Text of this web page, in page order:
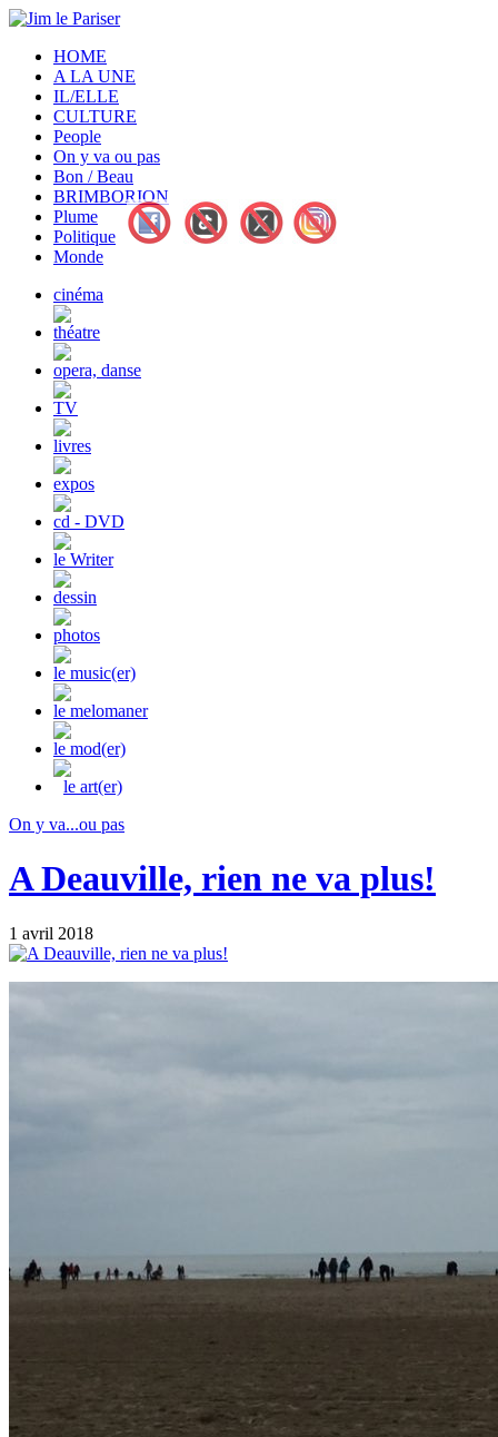
HOME
A LA UNE
IL/ELLE
CULTURE
People
On y va ou pas
Bon / Beau
BRIMBORION
Plume
Politique
Monde
cinéma
théatre
opera, danse
TV
livres
expos
cd - DVD
le Writer
dessin
photos
le music(er)
le melomaner
le mod(er)
le art(er)
On y va...ou pas
A Deauville, rien ne va plus!
1 avril 2018